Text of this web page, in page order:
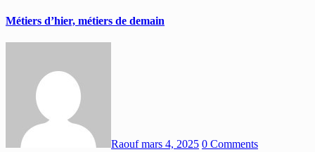
Métiers d’hier, métiers de demain
Raoufmars 4, 2025 0 Comments